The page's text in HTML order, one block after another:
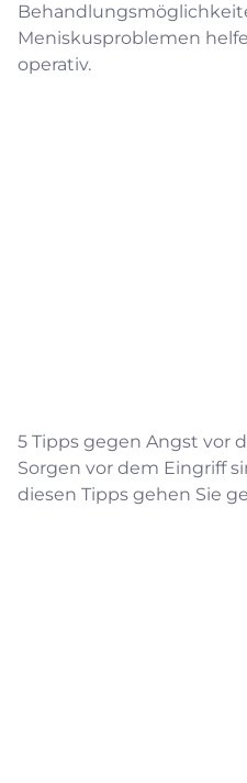
Meniskusproblemen
operativ.
5 Tipps gegen Angst vor
Sorgen vor dem Eingriff
diesen Tipps gehen Sie